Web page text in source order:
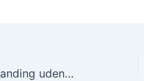
Smagfuld krydderiblanding uden gluten